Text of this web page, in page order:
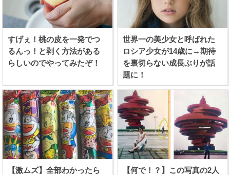
すげぇ！桃の皮を一発でつ
るんっ！と剥く方法がある
らしいのでやってみたぞ！
世界一の美少女と呼ばれた
ロシア少女が14歳に→期待
を裏切らない成長ぶりが話
題に！
【激ムズ】全部わかったら
【何で！？】この写真の2人